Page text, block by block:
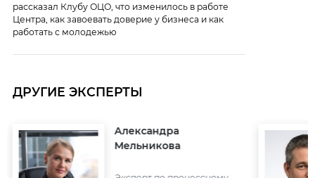
рассказал Клубу ОЦО, что изменилось в работе
Центра, как завоевать доверие у бизнеса и как
работать с молодежью
ДРУГИЕ ЭКСПЕРТЫ
Александра
Мельникова